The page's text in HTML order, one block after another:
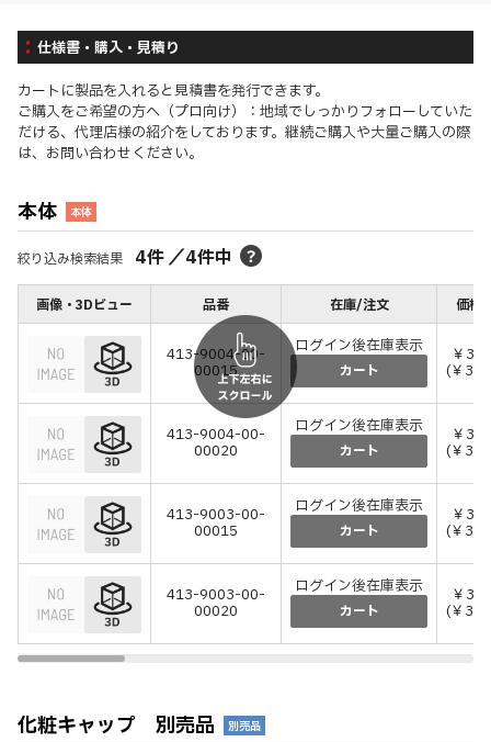
仕様書・購入・見積り
カートに製品を入れると見積書を発行できます。
ご購入をご希望の方へ（プロ向け）：地域でしっかりフォローしていた
だける、代理店様の紹介をしております。継続ご購入や大量ご購入の際
は、お問い合わせください。
本体 本体
絞り込み検索結果 4件／4件中
画像・3Dビュー 品番 在庫/注文 価格(
413-9004-00-
00015
ログイン後在庫表示
カート
￥
(￥
413-9004-00-
00020
ログイン後在庫表示
カート
￥
(￥
413-9003-00-
00015
ログイン後在庫表示
カート
￥
(￥
413-9003-00-
00020
ログイン後在庫表示
カート
￥
(￥
化粧キャップ 別売品 別売品